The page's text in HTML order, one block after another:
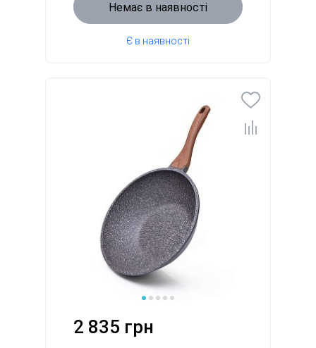
Немає в наявності
Є в наявності
2 835 грн